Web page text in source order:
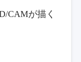
CAMが描く